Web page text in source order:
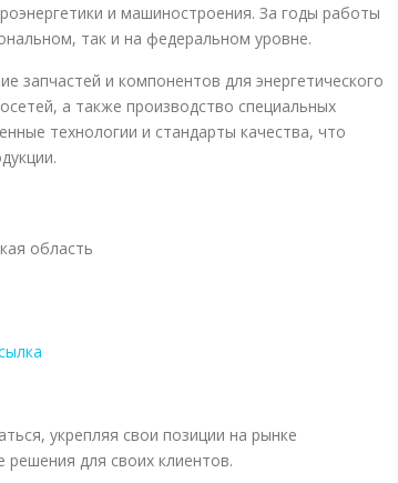
и машиностроения. За годы работы
так и на федеральном уровне.
запчастей и компонентов для энергетического
а также производство специальных
технологии и стандарты качества, что
область
укрепляя свои позиции на рынке
для своих клиентов.